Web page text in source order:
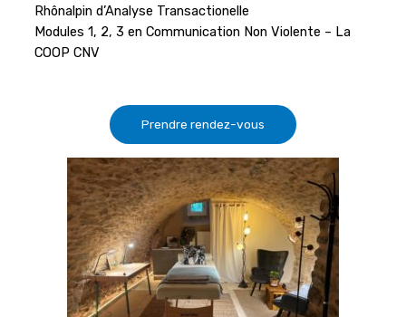
Rhônalpin d’Analyse Transactionelle
Modules 1, 2, 3 en Communication Non Violente – La
COOP CNV
Prendre rendez-vous